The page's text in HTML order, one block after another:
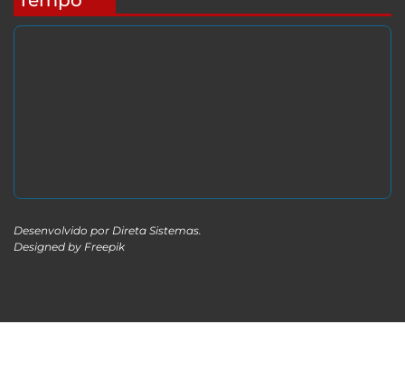
Desenvolvido por Direta Sistemas
Designed by Freepik